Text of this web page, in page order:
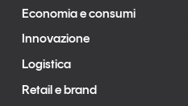
Economia e consumi
Innovazione
Logistica
Retail e brand